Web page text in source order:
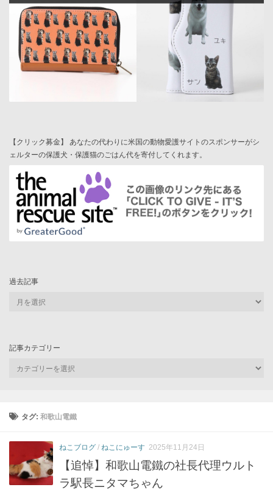
タグ:和歌山電鐵
ねこブログ / ねこにゅーす 2025年11月24日
【追悼】和歌山電鐵の社長代理ウルト
ラ駅長ニタマちゃん
【クリック募金】 あなたの代わりに米国の動物愛護サイトのスポンサーがシ
ェルターの保護犬・保護猫のごはん代を寄付してくれます。
過去記事
記事カテゴリー
ゴ
ー